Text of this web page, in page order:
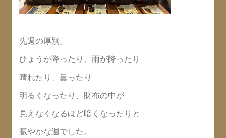
先週の厚別。
ひょうが降ったり、雨が降ったり
晴れたり、曇ったり
明るくなったり、財布の中が
見えなくなるほど暗くなったりと
賑やかな週でした。